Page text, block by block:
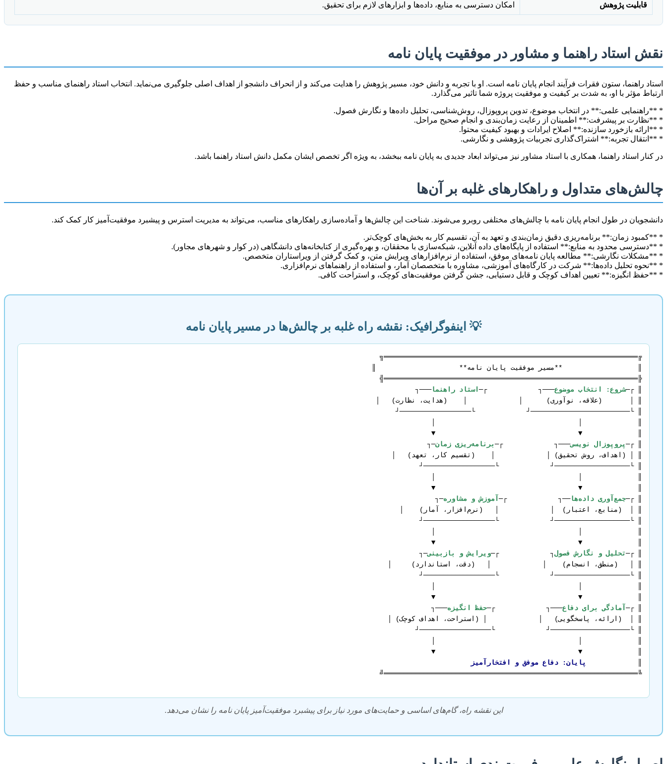
قابلیت پژوهش امکان دسترسی به منابع، داده‌ها و ابزارهای لازم برای تحقیق.
نقش استاد راهنما و مشاور در موفقیت پایان نامه
استاد راهنما، ستون فقرات فرآیند انجام پایان نامه است. او با تجربه و دانش خود، مسیر پژوهش را هدایت می‌کند و از انحراف دانشجو از اهداف اصلی جلوگیری می‌نماید. انتخاب استاد راهنمای مناسب و حفظ
ارتباط مؤثر با او، به شدت بر کیفیت و موفقیت پروژه شما تاثیر می‌گذارد.
* **راهنمایی علمی:** در انتخاب موضوع، تدوین پروپوزال، روش‌شناسی، تحلیل داده‌ها و نگارش فصول.
* **نظارت بر پیشرفت:** اطمینان از رعایت زمان‌بندی و انجام صحیح مراحل.
* **ارائه بازخورد سازنده:** اصلاح ایرادات و بهبود کیفیت محتوا.
* **انتقال تجربه:** اشتراک‌گذاری تجربیات پژوهشی و نگارشی.
در کنار استاد راهنما، همکاری با استاد مشاور نیز می‌تواند ابعاد جدیدی به پایان نامه ببخشد، به ویژه اگر تخصص ایشان مکمل دانش استاد راهنما باشد.
چالش‌های متداول و راهکارهای غلبه بر آن‌ها
دانشجویان در طول انجام پایان نامه با چالش‌های مختلفی روبرو می‌شوند. شناخت این چالش‌ها و آماده‌سازی راهکارهای مناسب، می‌تواند به مدیریت استرس و پیشبرد موفقیت‌آمیز کار کمک کند.
* **کمبود زمان:** برنامه‌ریزی دقیق زمان‌بندی و تعهد به آن، تقسیم کار به بخش‌های کوچک‌تر.
* **دسترسی محدود به منابع:** استفاده از پایگاه‌های داده آنلاین، شبکه‌سازی با محققان، و بهره‌گیری از کتابخانه‌های دانشگاهی (در کوار و شهرهای مجاور).
* **مشکلات نگارشی:** مطالعه پایان نامه‌های موفق، استفاده از نرم‌افزارهای ویرایش متن، و کمک گرفتن از ویراستاران متخصص.
* **نحوه تحلیل داده‌ها:** شرکت در کارگاه‌های آموزشی، مشاوره با متخصصان آمار، و استفاده از راهنماهای نرم‌افزاری.
* **حفظ انگیزه:** تعیین اهداف کوچک و قابل دستیابی، جشن گرفتن موفقیت‌های کوچک، و استراحت کافی.
💡 اینفوگرافیک: نقشه راه غلبه بر چالش‌ها در مسیر پایان نامه
║ ┌─شروع: انتخاب موضوع───┐             ┌─ استاد راهنما
║ ┌─پروپوزال نویسی───┐             ┌─برنامه‌ریزی زمان
║ ┌─جمع‌آوری داده‌ها ──┐             ┌─ آموزش و مشاوره
║ ┌─تحلیل و نگارش فصول┐             ┌─ویرایش و بازبینی
║ ┌─ آمادگی برای دفاع───┐             ┌─حفظ انگیزه
پایان: دفاع موفق و افتخارآمیز
این نقشه راه، گام‌های اساسی و حمایت‌های مورد نیاز برای پیشبرد موفقیت‌آمیز پایان نامه را نشان می‌دهد.